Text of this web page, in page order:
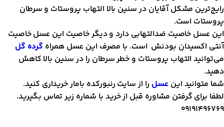
مشکل آقایان در سنین بالا التهاب پروستات و سرطان
است.
عسل خاصیت ضدالتهابی دارد و دیگر خاصیت این عسل خاصیت
اکسیدان بودنش است. با مصرف این عسل همراه گرده گل
التهاب پروستات و خطر سرطان را در سنین بالا کاهش
متوانید این عسلرا از سایت رنبورکده بامار خریداری کنید.
برای گرفتن مشاوره قبل از خرید با شماره زیر تماس بگیرید.